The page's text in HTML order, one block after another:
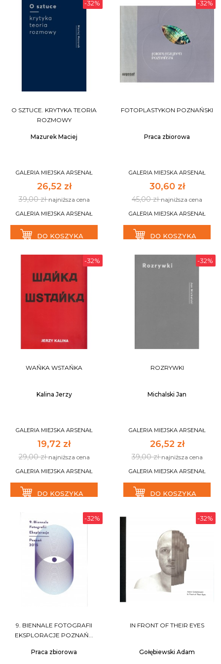
-32%
O SZTUCE. KRYTYKA TEORIA
ROZMOWY
Mazurek Maciej
GALERIA MIEJSKA ARSENAŁ
26,52 zł
39,00 złnajniższa cena
GALERIA MIEJSKA ARSENAŁ
DO KOSZYKA
-32%
FOTOPLASTYKON POZNAŃSKI
Praca zbiorowa
GALERIA MIEJSKA ARSENAŁ
30,60 zł
45,00 złnajniższa cena
GALERIA MIEJSKA ARSENAŁ
DO KOSZYKA
-32%
WAŃKA WSTAŃKA
Kalina Jerzy
GALERIA MIEJSKA ARSENAŁ
19,72 zł
29,00 złnajniższa cena
GALERIA MIEJSKA ARSENAŁ
DO KOSZYKA
-32%
ROZRYWKI
Michalski Jan
GALERIA MIEJSKA ARSENAŁ
26,52 zł
39,00 złnajniższa cena
GALERIA MIEJSKA ARSENAŁ
DO KOSZYKA
-32%
9. BIENNALE FOTOGRAFII
EKSPLORACJE POZNAŃ...
Praca zbiorowa
-32%
IN FRONT OF THEIR EYES
Gołębiewski Adam